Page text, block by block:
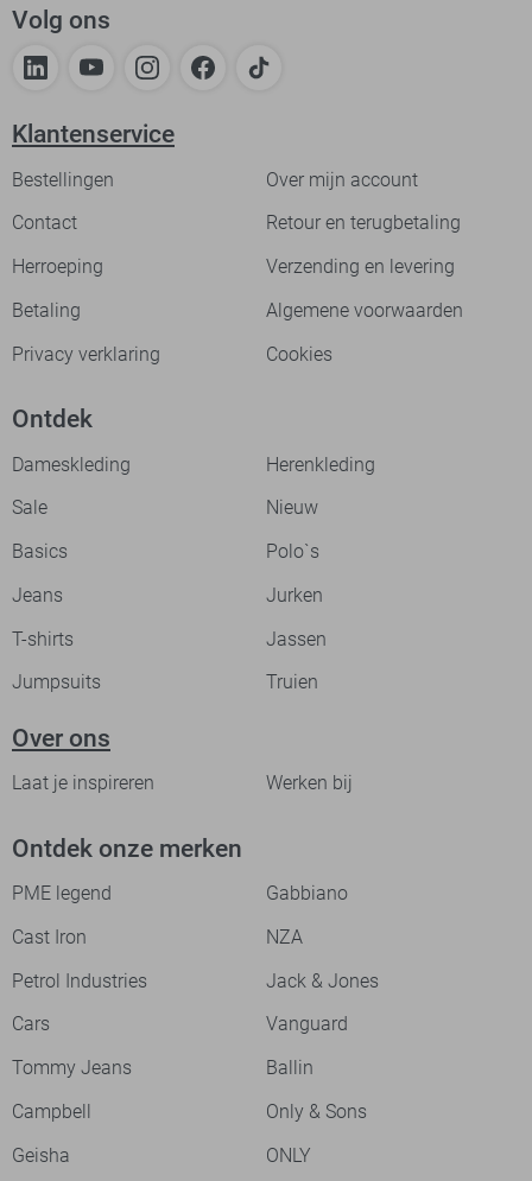
Volg ons
Klantenservice
Bestellingen
Over mijn account
Contact
Retour en terugbetaling
Herroeping
Verzending en levering
Betaling
Algemene voorwaarden
Privacy verklaring
Cookies
Ontdek
Dameskleding
Herenkleding
Sale
Nieuw
Basics
Polo`s
Jeans
Jurken
T-shirts
Jassen
Jumpsuits
Truien
Over ons
Laat je inspireren Werken bij
Ontdek onze merken
PME legend
Gabbiano
Cast Iron
NZA
Petrol Industries
Jack & Jones
Cars
Vanguard
Tommy Jeans
Ballin
Campbell
Only & Sons
Geisha
ONLY